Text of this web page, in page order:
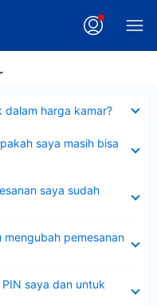
dalam harga kamar?
saya masih bisa
saya sudah
pemesanan
saya dan untuk